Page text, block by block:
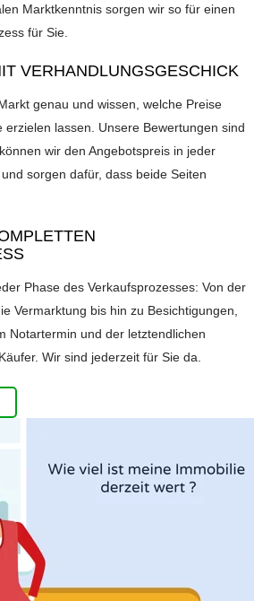
Marktkenntnis sorgen wir so für einen
für Sie.
VERHANDLUNGSGESCHICK
genau und wissen, welche Preise
erzielen lassen. Unsere Bewertungen sind
wir den Angebotspreis in jeder
sorgen dafür, dass beide Seiten
Phase des Verkaufsprozesses: Von der
Vermarktung bis hin zu Besichtigungen,
Notartermin und der letztendlichen
Wir sind jederzeit für Sie da.